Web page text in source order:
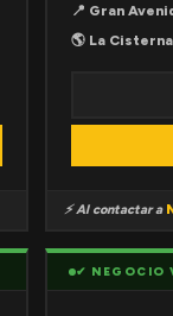
📍 Gran
🌎 La
⚡ Al contactar a
✔ NEGOCIO